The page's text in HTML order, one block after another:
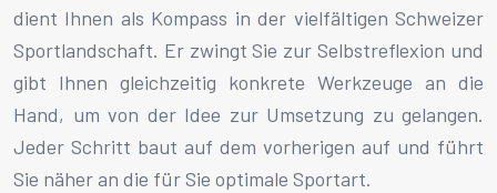
dient Ihnen als Kompass in der vielfältigen Schweizer
Sportlandschaft. Er zwingt Sie zur Selbstreflexion und
gibt Ihnen gleichzeitig konkrete Werkzeuge an die
Hand, um von der Idee zur Umsetzung zu gelangen.
Jeder Schritt baut auf dem vorherigen auf und führt
Sie näher an die für Sie optimale Sportart.